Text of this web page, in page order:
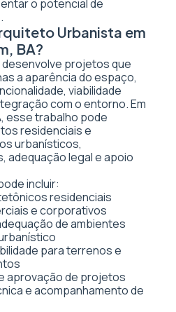
o potencial de
Urbanista em
BA?
projetos que
a aparência do espaço,
viabilidade
com o entorno. Em
esse trabalho pode
residenciais e
urbanísticos,
adequação legal e apoio
incluir:
residenciais
e corporativos
de ambientes
para terrenos e
aprovação de projetos
e acompanhamento de